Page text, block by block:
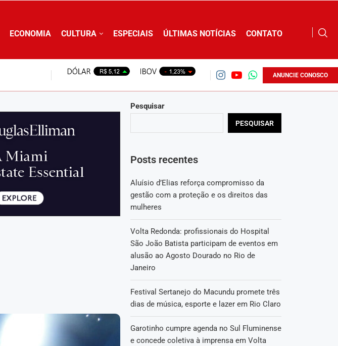
ECONOMIA CULTURA ESPECIAIS ÚLTIMAS NOTÍCIAS CONTATO
ANUNCIE CONOSCO
Pesquisar
PESQUISAR
Posts recentes
Aluísio d’Elias reforça compromisso da
gestão com a proteção e os direitos das
mulheres
Volta Redonda: profissionais do Hospital
São João Batista participam de eventos em
alusão ao Agosto Dourado no Rio de
Janeiro
Festival Sertanejo do Macundu promete três
dias de música, esporte e lazer em Rio Claro
Garotinho cumpre agenda no Sul Fluminense
e concede coletiva à imprensa em Volta